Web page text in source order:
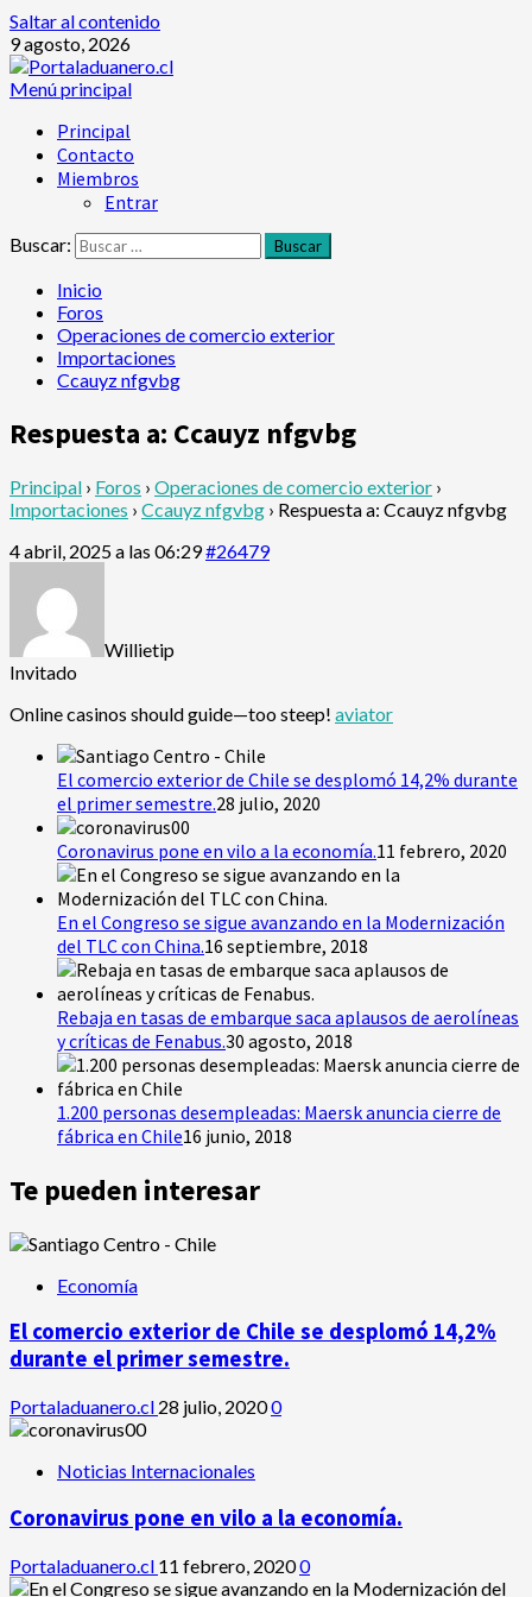
Saltar al contenido
9 agosto, 2026
Menú principal
Principal
Contacto
Miembros
Entrar
Buscar:
Inicio
Foros
Operaciones de comercio exterior
Importaciones
Ccauyz nfgvbg
Respuesta a: Ccauyz nfgvbg
Principal › Foros › Operaciones de comercio exterior ›
Importaciones › Ccauyz nfgvbg › Respuesta a: Ccauyz nfgvbg
4 abril, 2025 a las 06:29#26479
Willietip
Invitado
Online casinos should guide—too steep! aviator
El comercio exterior de Chile se desplomó 14,2% durante
el primer semestre.28 julio, 2020
Coronavirus pone en vilo a la economía.11 febrero, 2020
En el Congreso se sigue avanzando en la Modernización
del TLC con China.16 septiembre, 2018
Rebaja en tasas de embarque saca aplausos de aerolíneas
y críticas de Fenabus.30 agosto, 2018
1.200 personas desempleadas: Maersk anuncia cierre de
fábrica en Chile16 junio, 2018
Te pueden interesar
Economía
El comercio exterior de Chile se desplomó 14,2%
durante el primer semestre.
Portaladuanero.cl 28 julio, 20200
Noticias Internacionales
Coronavirus pone en vilo a la economía.
Portaladuanero.cl 11 febrero, 20200